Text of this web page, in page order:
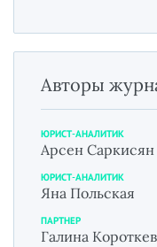
Авторы
ЮРИСТ-АНАЛИТИК
Арсен Саркисян
ЮРИСТ-АНАЛИТИК
Яна Польская
ПАРТНЕР
Галина